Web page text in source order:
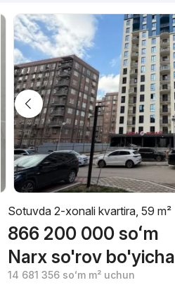
Sotuvda 2-xonali kvartira, 59 m²
866 200 000 soʻm
Narx so'rov bo'yicha
14 681 356 soʻmm² uchun